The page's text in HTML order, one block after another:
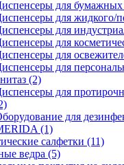
для бумажных
для жидкого/
для
для
для
для
(2)
для
для
(1)
салфетки (11)
ведра (5)